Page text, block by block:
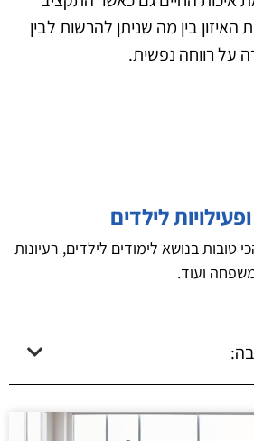
בין מה שניתן להרשות לבין
על רווחה נפשית.
לילדים
טובות בנושא לימודים לילדים, רעיונות
ועוד.